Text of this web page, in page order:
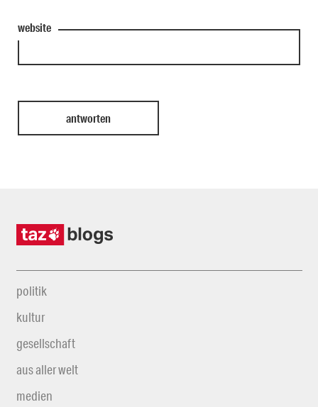
website
politik
kultur
gesellschaft
aus aller welt
medien